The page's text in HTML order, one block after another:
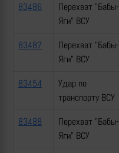
83486
Перехват "Бабы-
Яги" ВСУ
83487
Перехват "Бабы-
Яги" ВСУ
83454
Удар по
транспорту ВСУ
83488
Перехват "Бабы-
Яги" ВСУ